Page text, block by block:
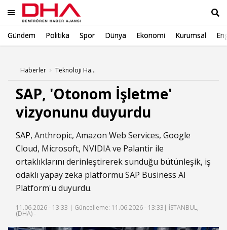
Gündem Politika Spor Dünya Ekonomi Kurumsal
Haberler Teknoloji Haberleri
SAP, 'Otonom İşletme'
vizyonunu duyurdu
SAP, Anthropic, Amazon Web Services, Google
Cloud, Microsoft, NVIDIA ve Palantir ile
ortaklıklarını derinleştirerek sunduğu bütünleşik, iş
odaklı yapay zeka platformu SAP Business AI
Platform'u duyurdu.
11.06.2026 - 13:33 | Güncelleme: 11.06.2026 - 13:33 | İSTANBUL,
(DHA) -